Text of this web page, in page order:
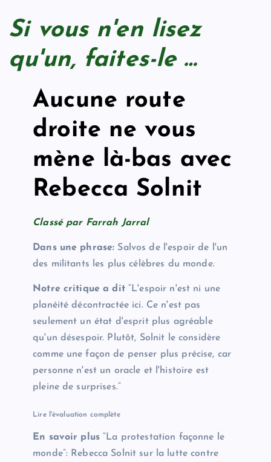
Si vous n'en lisez
qu'un, faites-le …
Aucune route
droite ne vous
mène là-bas avec
Rebecca Solnit
Classé par Farrah Jarral
Dans une phrase: Salvos de l'espoir de l'un
des militants les plus célèbres du monde.
Notre critique a dit“L'espoir n'est ni une
planéité décontractée ici. Ce n'est pas
seulement un état d'esprit plus agréable
qu'un désespoir. Plutôt, Solnit le considère
comme une façon de penser plus précise, car
personne n'est un oracle et l'histoire est
pleine de surprises.”
Lire l'évaluation complète
En savoir plus“La protestation façonne le
monde”: Rebecca Solnit sur la lutte contre